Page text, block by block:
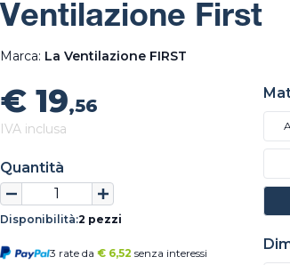
Ventilazione First
Marca: La Ventilazione FIRST
€ 19,56
IVA inclusa
Quantità
Disponibilità:2 pezzi
3 rate da € 6,52 senza interessi